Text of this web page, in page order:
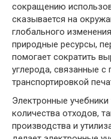
сокращению
сказывается на
глобального
природные ресурсы,
помогает сократить
углерода, связанные с
транспортировкой
Электронные
количества отходов,
производства и